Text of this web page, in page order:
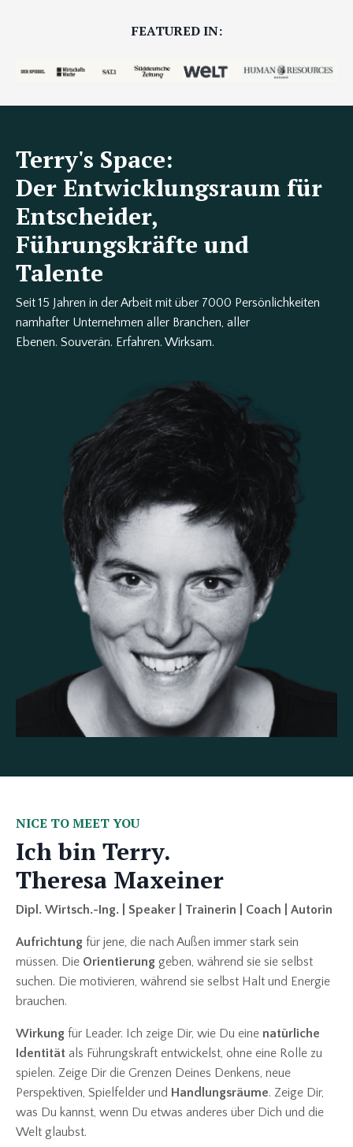
FEATURED IN:
Terry's Space:
Der Entwicklungsraum für
Entscheider,
Führungskräfte und
Talente
Seit 15 Jahren in der Arbeit mit über 7000 Persönlichkeiten
namhafter Unternehmen aller Branchen, aller
Ebenen. Souverän. Erfahren. Wirksam.
NICE TO MEET YOU
Ich bin Terry.
Theresa Maxeiner
Dipl. Wirtsch.-Ing. | Speaker | Trainerin | Coach | Autorin
Aufrichtung für jene, die nach Außen immer stark sein
müssen. Die Orientierung geben, während sie sie selbst
suchen. Die motivieren, während sie selbst Halt und Energie
brauchen.
Wirkung für Leader. Ich zeige Dir, wie Du eine natürliche
Identität als Führungskraft entwickelst, ohne eine Rolle zu
spielen. Zeige Dir die Grenzen Deines Denkens, neue
Perspektiven, Spielfelder und Handlungsräume. Zeige Dir,
was Du kannst, wenn Du etwas anderes über Dich und die
Welt glaubst.